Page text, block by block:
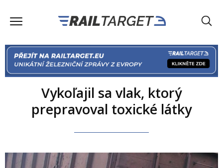
Vykoľajil sa vlak, ktorý
prepravoval toxické látky